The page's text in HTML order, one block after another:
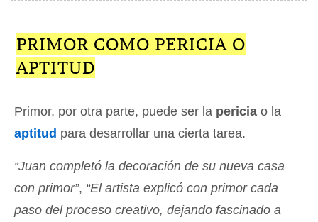
PRIMOR COMO PERICIA O
APTITUD
Primor, por otra parte, puede ser la pericia o la
aptitud para desarrollar una cierta tarea.
“Juan completó la decoración de su nueva casa
con primor”, “El artista explicó con primor cada
paso del proceso creativo, dejando fascinado a